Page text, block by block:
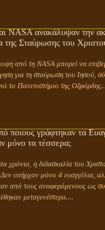
NASA ανακάλυψαν την
της Σταύρωσης του
να επιβεβαιώσει τη
για τη σταύρωση του Ιησού,
το Πανεπιστήμιο της
ποιους γράφτηκαν τα
μόνο τα τέσσερα;
χρόνια, η διδασκαλία του
υπήρχαν μόνο 4 ευαγγέλια,
από τους αναφερόμενους ως
μεταγενέστερα....